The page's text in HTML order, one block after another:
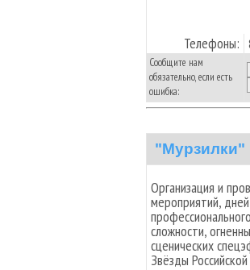
Телефоны:
Сообщите нам
обязательно, если есть
ошибка:
"Мурзилки"
Организация и
мероприятий,
сложности,
сценических
Звёзды